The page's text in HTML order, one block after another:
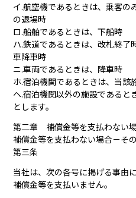
イ.航空機であるときは、乗客の
の退場時
ロ.船舶であるときは、下船時
ハ.鉄道であるときは、改札終了
車降車時
ニ.車両であるときは、降車時
ホ.宿泊機関であるときは、当該
ヘ.宿泊機関以外の施設であると
とします。
第二章 補償金等を支払わない
補償金等を支払わない場合－そ
第三条
当社は、次の各号に掲げる事由
補償金等を支払いません。